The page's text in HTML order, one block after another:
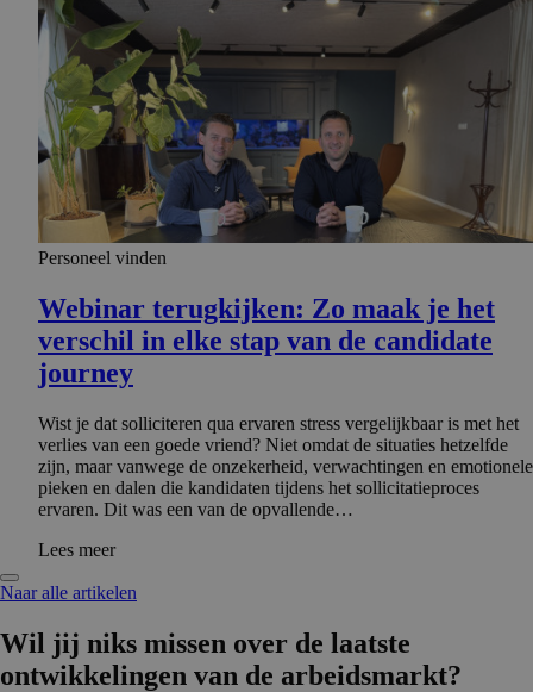
Personeel vinden
Webinar terugkijken: Zo maak je het
verschil in elke stap van de candidate
journey
Wist je dat solliciteren qua ervaren stress vergelijkbaar is met het
verlies van een goede vriend? Niet omdat de situaties hetzelfde
zijn, maar vanwege de onzekerheid, verwachtingen en emotionele
pieken en dalen die kandidaten tijdens het sollicitatieproces
ervaren. Dit was een van de opvallende…
Lees meer
Naar alle artikelen
Wil jij niks missen over de laatste
ontwikke­lingen van de arbeidsmarkt?